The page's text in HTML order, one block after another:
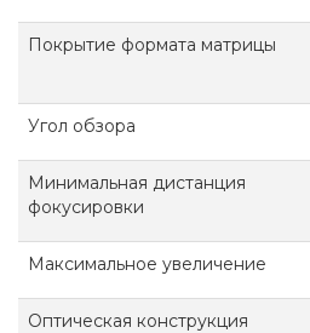
Покрытие формата матрицы
Угол обзора
Минимальная дистанция
фокусировки
Максимальное увеличение
Оптическая конструкция